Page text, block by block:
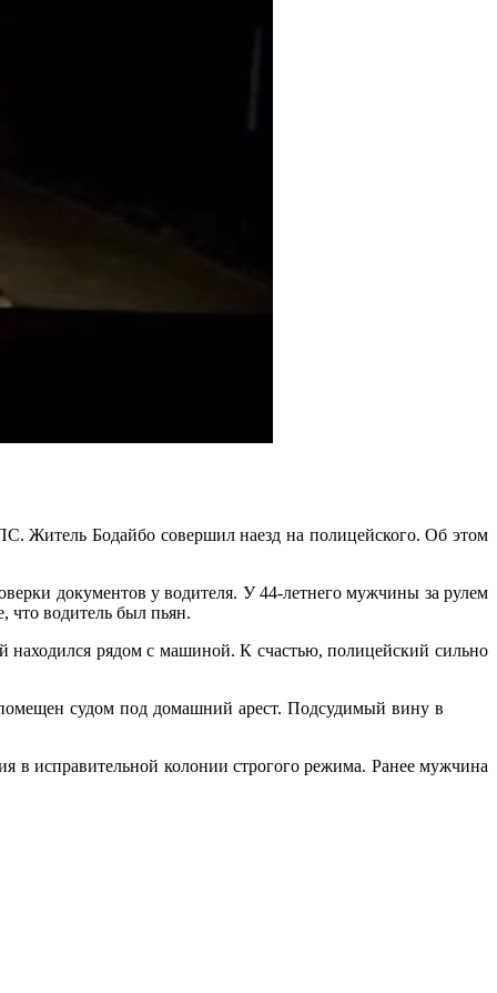
Житель Бодайбо совершил наезд на полицейского. Об этом
документов у водителя. У 44-летнего мужчины за рулем
что водитель был пьян.
находился рядом с машиной. К счастью, полицейский сильно
судом под домашний арест. Подсудимый вину в
в исправительной колонии строгого режима. Ранее мужчина